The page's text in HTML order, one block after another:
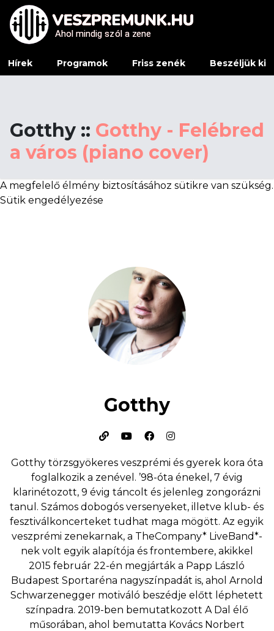
Ahol mindig szól a zene
Ahol mindig szól a zene
Hírek Programok Friss zenék Beszéljük ki
Gotthy :: Gotthy - Felébred
a város (piano cover)
A megfelelő élmény biztosításához sütikre van szükség.
Sütik engedélyezése
Gotthy
Gotthy törzsgyökeres veszprémi és gyerek kora óta
foglalkozik a zenével. ’98-óta énekel, 7 évig
klarinétozott, 9 évig táncolt és jelenleg zongorázni
tanul. Számos dobogós versenyeket, illetve klub- és
fesztiválkoncerteket tudhat maga mögött. Az egyik
veszprémi zenekarnak, a TheCompany* LiveBand*-
nek volt egyik alapítója és frontembere, akikkel
2015 február 22-én megjárták a Papp László
Budapest Sportaréna nagyszínpadát is, ahol Arnold
Schwarzenegger motiváló beszédje előtt léphetett
színpadra. 2019-ben bemutatkozott A Dal élő
műsorában, ahol bemutatta Kovács Norbert